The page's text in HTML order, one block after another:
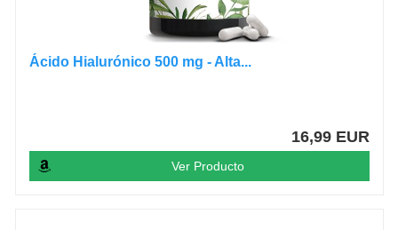
Ácido Hialurónico 500 mg - Alta...
16,99 EUR
Ver Producto